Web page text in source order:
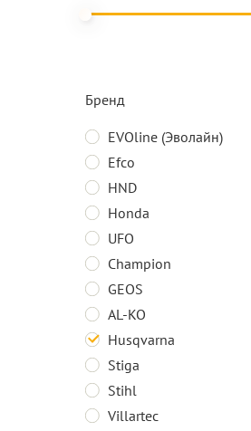
Бренд
EVOline (Эволайн)
Efco
HND
Honda
UFO
Champion
GEOS
AL-KO
Husqvarna
Stiga
Stihl
Villartec